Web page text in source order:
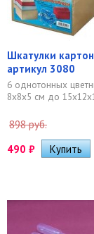
Шкатулки
артикул 3080
6 однотонных
8х8х5 см до
898 руб.
490 ₽